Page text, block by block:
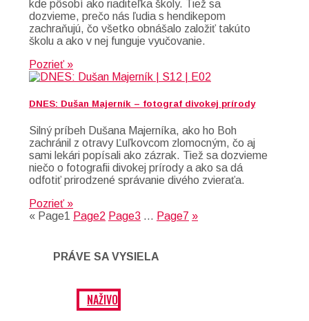
kde pôsobí ako riaditeľka školy. Tiež sa
dozvieme, prečo nás ľudia s hendikepom
zachraňujú, čo všetko obnášalo založiť takúto
školu a ako v nej funguje vyučovanie.
Pozrieť »
DNES: Dušan Majerník – fotograf divokej prírody
Silný príbeh Dušana Majerníka, ako ho Boh
zachránil z otravy Ľuľkovcom zlomocným, čo aj
sami lekári popísali ako zázrak. Tiež sa dozvieme
niečo o fotografii divokej prírody a ako sa dá
odfotiť prirodzené správanie divého zvieraťa.
Pozrieť »
« Page1 Page2 Page3 … Page7 »
PRÁVE SA VYSIELA
NAŽIVO